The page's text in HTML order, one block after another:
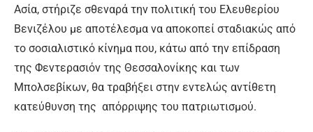
Ασία, στήριζε σθεναρά την πολιτική του Ελευθερίου
Βενιζέλου με αποτέλεσμα να αποκοπεί σταδιακώς από
το σοσιαλιστικό κίνημα που, κάτω από την επίδραση
της Φεντερασιόν της Θεσσαλονίκης και των
Μπολσεβίκων, θα τραβήξει στην εντελώς αντίθετη
κατεύθυνση της απόρριψης του πατριωτισμού.